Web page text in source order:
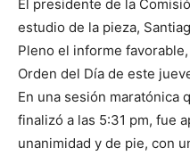
El presidente de la
estudio de la pieza,
Pleno el informe
Orden del Día de este
En una sesión maratónica
finalizó a las 5:31 pm, fue
unanimidad y de pie, con